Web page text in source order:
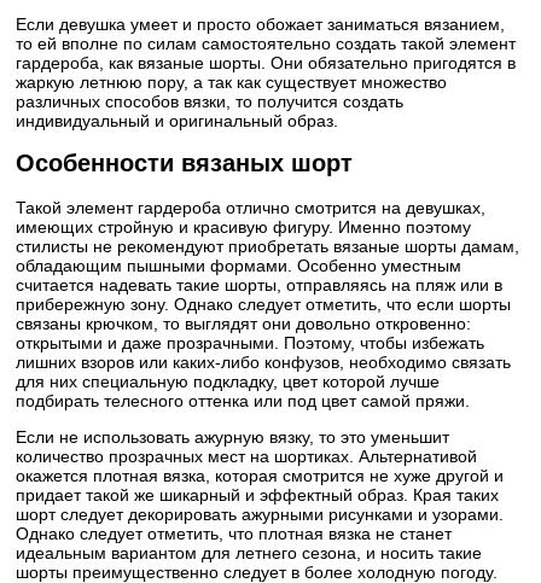
Если девушка умеет и просто обожает заниматься вязанием,
то ей вполне по силам самостоятельно создать такой элемент
гардероба, как вязаные шорты. Они обязательно пригодятся в
жаркую летнюю пору, а так как существует множество
различных способов вязки, то получится создать
индивидуальный и оригинальный образ.
Особенности вязаных шорт
Такой элемент гардероба отлично смотрится на девушках,
имеющих стройную и красивую фигуру. Именно поэтому
стилисты не рекомендуют приобретать вязаные шорты дамам,
обладающим пышными формами. Особенно уместным
считается надевать такие шорты, отправляясь на пляж или в
прибережную зону. Однако следует отметить, что если шорты
связаны крючком, то выглядят они довольно откровенно:
открытыми и даже прозрачными. Поэтому, чтобы избежать
лишних взоров или каких-либо конфузов, необходимо связать
для них специальную подкладку, цвет которой лучше
подбирать телесного оттенка или под цвет самой пряжи.
Если не использовать ажурную вязку, то это уменьшит
количество прозрачных мест на шортиках. Альтернативой
окажется плотная вязка, которая смотрится не хуже другой и
придает такой же шикарный и эффектный образ. Края таких
шорт следует декорировать ажурными рисунками и узорами.
Однако следует отметить, что плотная вязка не станет
идеальным вариантом для летнего сезона, и носить такие
шорты преимущественно следует в более холодную погоду.